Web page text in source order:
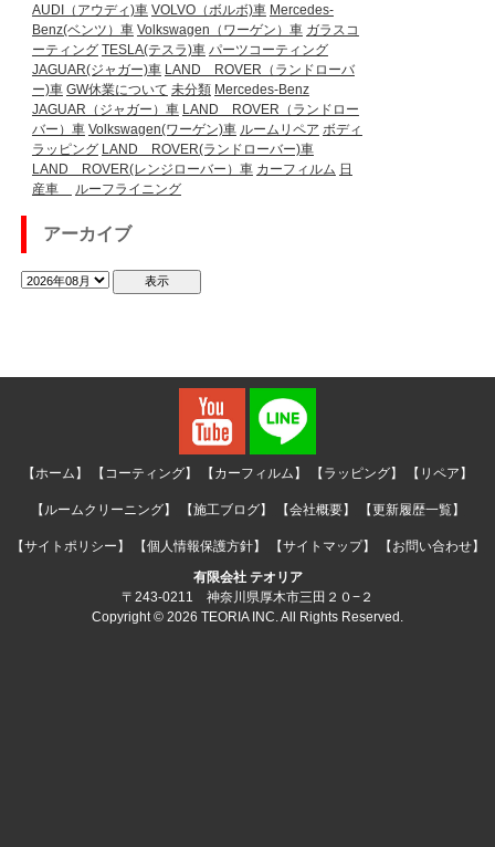
AUDI（アウディ)車 VOLVO（ボルボ)車 Mercedes-
Benz(ベンツ）車 Volkswagen（ワーゲン）車 ガラスコ
ーティング TESLA(テスラ)車 パーツコーティング
JAGUAR(ジャガー)車 LAND ROVER（ランドローバ
ー)車 GW休業について 未分類 Mercedes-Benz
JAGUAR（ジャガー）車 LAND ROVER（ランドロー
バー）車 Volkswagen(ワーゲン)車 ルームリペア ボディ
ラッピング LAND ROVER(ランドローバー)車
LAND ROVER(レンジローバー）車 カーフィルム 日
産車
ルーフライニング
アーカイブ
【ホーム】 【コーティング】 【カーフィルム】 【ラッピング】 【リペア】
【ルームクリーニング】 【施工ブログ】 【会社概要】 【更新履歴一覧】
【サイトポリシー】 【個人情報保護方針】 【サイトマップ】
【お問い合わせ】
有限会社 テオリア
〒243-0211 神奈川県厚木市三田２０−２
Copyright © 2026 TEORIA INC. All Rights Reserved.